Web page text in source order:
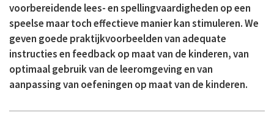
Achtergrond
Contact
voorbereidende lees- en spellingvaardigheden op een
speelse maar toch effectieve manier kan stimuleren. We
geven goede praktijkvoorbeelden van adequate
instructies en feedback op maat van de kinderen, van
optimaal gebruik van de leeromgeving en van
aanpassing van oefeningen op maat van de kinderen.